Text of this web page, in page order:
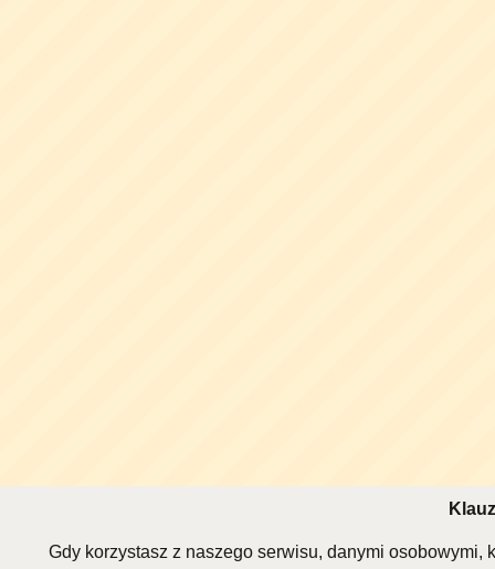
Gdy korzystasz z naszego serwisu, danymi osobowymi,